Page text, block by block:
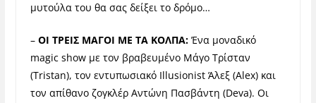
μυτούλα του θα σας δείξει το δρόμο…
–ΟΙ ΤΡΕΙΣ ΜΑΓΟΙ ΜΕ ΤΑ ΚΟΛΠΑ: Ένα μοναδικό
magic show με τον βραβευμένο Μάγο Τρίσταν
(Tristan), τον εντυπωσιακό Illusionist Άλεξ (Alex) και
τον απίθανο ζογκλέρ Αντώνη Πασβάντη (Deva). Οι